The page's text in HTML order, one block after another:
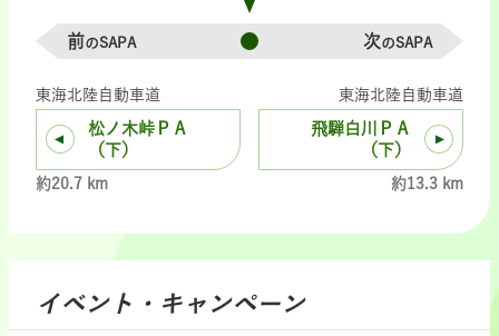
前のSAPA 次のSAPA
東海北陸自動車道
松ノ木峠ＰＡ
（下）
約20.7 km
東海北陸自動車道
飛騨白川ＰＡ
（下）
約13.3 km
イベント・キャンペーン